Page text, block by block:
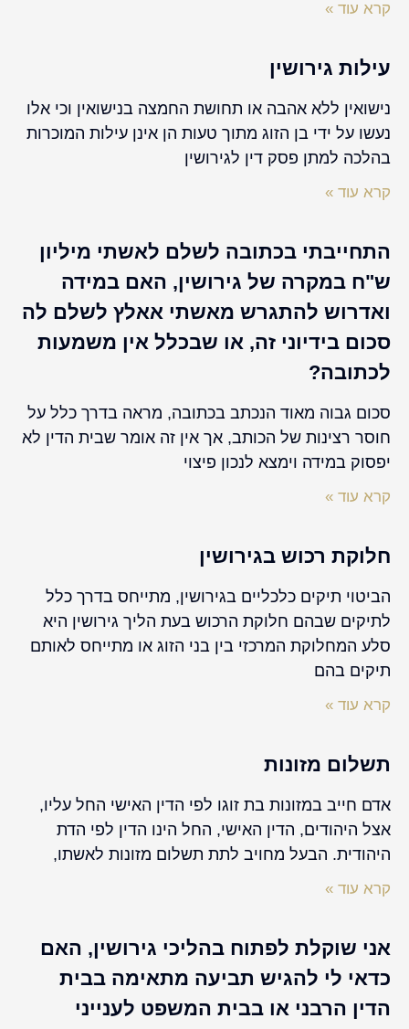
קרא עוד »
עילות גירושין
נישואין ללא אהבה או תחושת החמצה בנישואין וכי אלו
נעשו על ידי בן הזוג מתוך טעות הן אינן עילות המוכרות
בהלכה למתן פסק דין לגירושין
קרא עוד »
התחייבתי בכתובה לשלם לאשתי מיליון
ש"ח במקרה של גירושין, האם במידה
ואדרוש להתגרש מאשתי אאלץ לשלם לה
סכום בידיוני זה, או שבכלל אין משמעות
לכתובה?
סכום גבוה מאוד הנכתב בכתובה, מראה בדרך כלל על
חוסר רצינות של הכותב, אך אין זה אומר שבית הדין לא
יפסוק במידה וימצא לנכון פיצוי
קרא עוד »
חלוקת רכוש בגירושין
הביטוי תיקים כלכליים בגירושין, מתייחס בדרך כלל
לתיקים שבהם חלוקת הרכוש בעת הליך גירושין היא
סלע המחלוקת המרכזי בין בני הזוג או מתייחס לאותם
תיקים בהם
קרא עוד »
תשלום מזונות
אדם חייב במזונות בת זוגו לפי הדין האישי החל עליו,
אצל היהודים, הדין האישי, החל הינו הדין לפי הדת
היהודית. הבעל מחויב לתת תשלום מזונות לאשתו,
קרא עוד »
אני שוקלת לפתוח בהליכי גירושין, האם
כדאי לי להגיש תביעה מתאימה בבית
הדין הרבני או בבית המשפט לענייני